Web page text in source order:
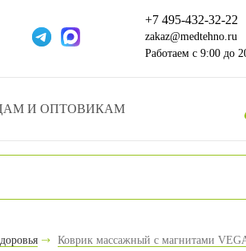
+7 495-432-32-22
zakaz@medtehno.ru
Работаем с 9:00 до
И ОПТОВИКАМ
Коврик массажный с магнитами